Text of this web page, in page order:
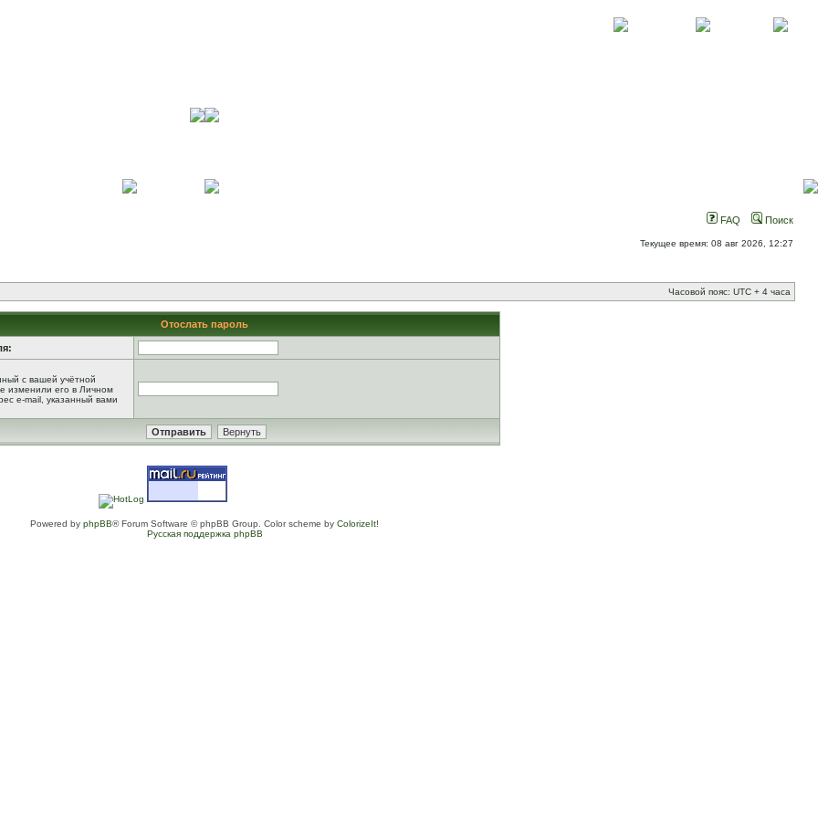
FAQ Поиск
Текущее время: 08 авг 2026, 12:27
Часовой пояс: UTC + 4 часа
Отослать пароль
с вашей учётной
изменили его в Личном
e-mail, указанный вами
Powered by phpBB® Forum Software © phpBB Group. Color scheme by ColorizeIt!
Русская поддержка phpBB